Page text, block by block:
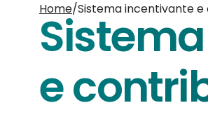
Home/Sistema incentivante
e